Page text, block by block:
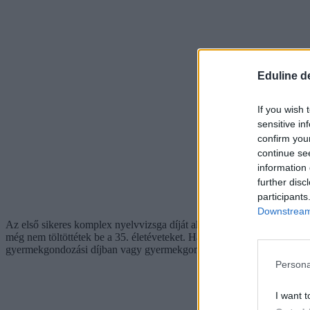
Eduline
If you wish
sensitive
confirm
continue
information
further
I want
Az első sikeres komplex nyelvvizsga díját akkor igényelhetitek
még nem töltöttétek be a 35. életéveteket. Ha már túlléptétek ezt a
gyermekgondozási díjban vagy gyermekgondozást segítő ellátásban